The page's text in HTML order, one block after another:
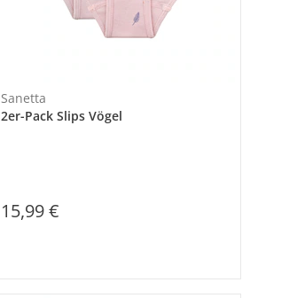
Sanetta
2er-Pack Slips Vögel
15,99 €